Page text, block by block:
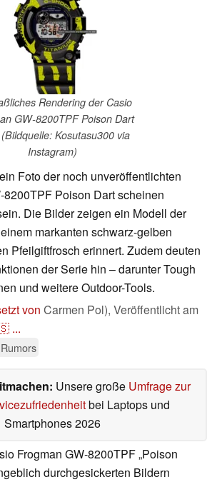
Rendering der Casio
GW-8200TPF Poison Dart
Kosutasu300 via
Instagram)
Foto der noch unveröffentlichten
8200TPF Poison Dart scheinen
Die Bilder zeigen ein Modell der
markanten schwarz-gelben
Pfeilgiftfrosch erinnert. Zudem deuten
der Serie hin – darunter Tough
und weitere Outdoor-Tools.
von Carmen Pol), Veröffentlicht am
...
Unsere große Umfrage zur
bei Laptops und
Smartphones 2026
Frogman GW-8200TPF „Poison
durchgesickerten Bildern